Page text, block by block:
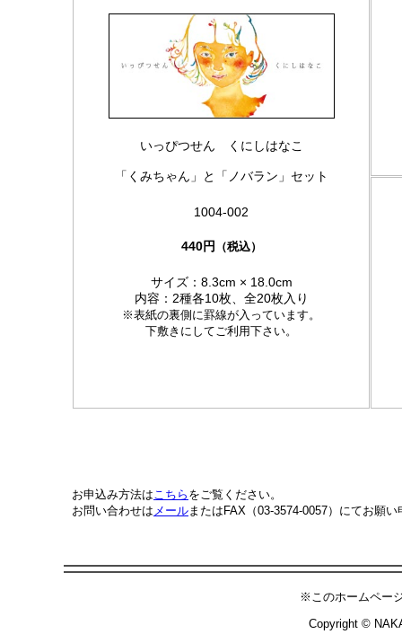
いっぴつせん くにしはなこ
「くみちゃん」と「ノバラン」セット
1004-002
440円 （税込）
サイズ：8.3cm × 18.0cm
内容：2種各10枚、全20枚入り
※表紙の裏側に罫線が入っています。
下敷きにしてご利用下さい。
お申込み方法はこちら をご覧ください。
お問い合わせは メールまたはFAX（03-3574-0057）にてお願
※このホームペー
Copyright ©